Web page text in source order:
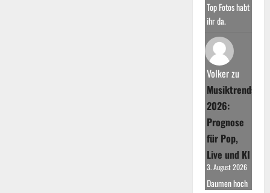
Top Fotos habt
ihr da.
Volkerzu
Musiktrends
2026:
Prognose
für Pop,
Live und KI
3. August 2026
Daumen hoch